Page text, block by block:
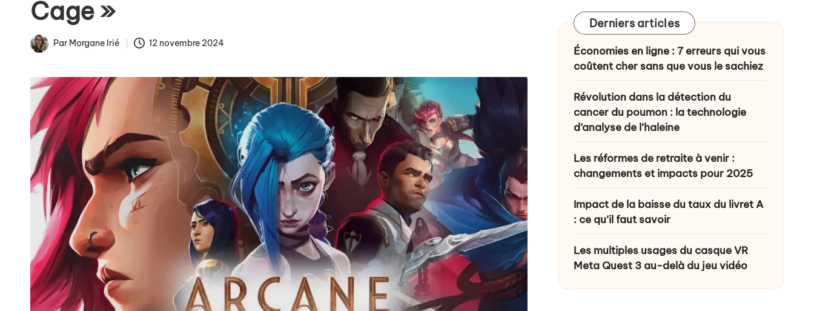
La fin des tarifs réglementés : quels impacts pour le marché de l’électricité en France ?
Comment éviter les pièges du Black Friday et réussir vos achats
Publicités de Noël et intelligence artificielle : l’ère des créations digitales
La gestion numérique de la santé : un tournant vers une meilleure accessibilité
Cage »
Publié
Par Morgane Irié 12 novembre 2024
Derniers articles
Économies en ligne : 7 erreurs qui vous
coûtent cher sans que vous le sachiez
Révolution dans la détection du
cancer du poumon : la technologie
d’analyse de l’haleine
Les réformes de retraite à venir :
changements et impacts pour 2025
Impact de la baisse du taux du livret A
: ce qu’il faut savoir
Les multiples usages du casque VR
Meta Quest 3 au-delà du jeu vidéo